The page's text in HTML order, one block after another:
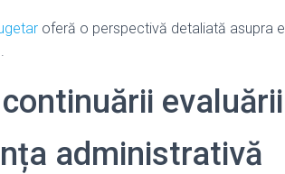
oferă o perspectivă detaliată asupra
administrativă